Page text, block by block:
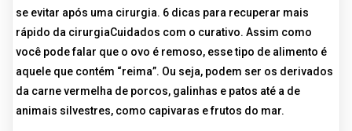
se evitar após uma cirurgia. 6 dicas para recuperar mais
rápido da cirurgiaCuidados com o curativo. Assim como
você pode falar que o ovo é remoso, esse tipo de alimento é
aquele que contém “reima”. Ou seja, podem ser os derivados
da carne vermelha de porcos, galinhas e patos até a de
animais silvestres, como capivaras e frutos do mar.